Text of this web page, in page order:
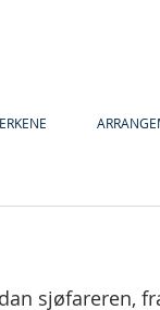
sjøfareren,